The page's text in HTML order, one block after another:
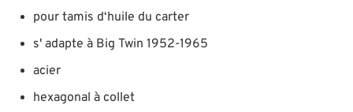
pour tamis d‘huile du carter
s' adapte à Big Twin 1952-1965
acier
hexagonal à collet